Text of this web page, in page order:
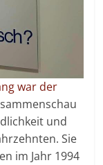
war der
und
Sie
im Jahr 1994